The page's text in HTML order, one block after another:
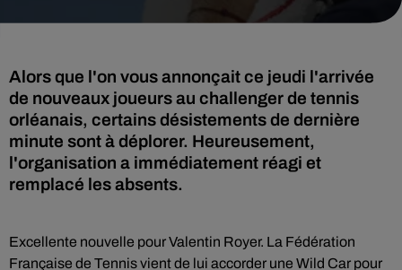
Alors que l'on vous annonçait ce jeudi l'arrivée
de nouveaux joueurs au challenger de tennis
orléanais, certains désistements de dernière
minute sont à déplorer. Heureusement,
l'organisation a immédiatement réagi et
remplacé les absents.
Excellente nouvelle pour Valentin Royer. La Fédération
Française de Tennis vient de lui accorder une Wild Car pour